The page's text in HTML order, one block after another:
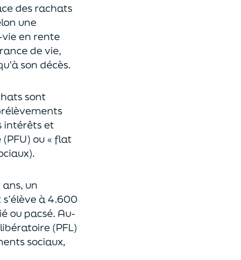
des rachats
une
en rente
de vie,
son décès.
sont
intérêts et
(PFU) ou « flat
un
s’élève à 4.600
ou pacsé. Au-
(PFL)
sociaux,